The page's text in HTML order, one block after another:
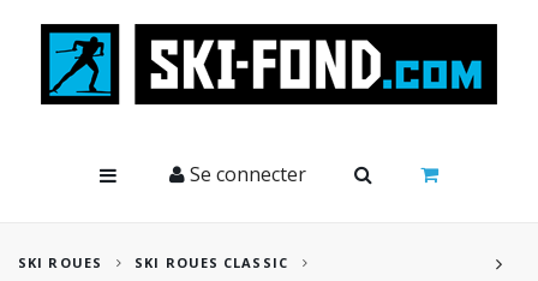
Se connecter
SKI ROUES SKI ROUES CLASSIC